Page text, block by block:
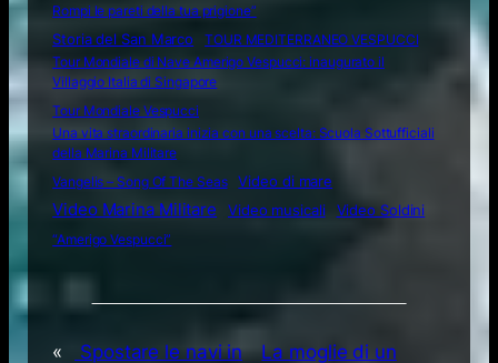
Rompi le pareti della tua prigione”
Storia del San Marco
TOUR MEDITERRANEO VESPUCCI
Tour Mondiale di Nave Amerigo Vespucci: inaugurato il
Villaggio Italia di Singapore
Tour Mondiale Vespucci
Una vita straordinaria inizia con una scelta: Scuola Sottufficiali
della Marina Militare
Vangelis – Song Of The Seas
Video di mare
Video Marina Militare Video musicali
Video Soldini
“Amerigo Vespucci”
«
Spostare le navi in
La moglie di un